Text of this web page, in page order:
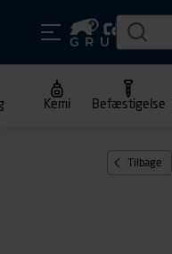
Kemi Befæstigelse
Tilbage